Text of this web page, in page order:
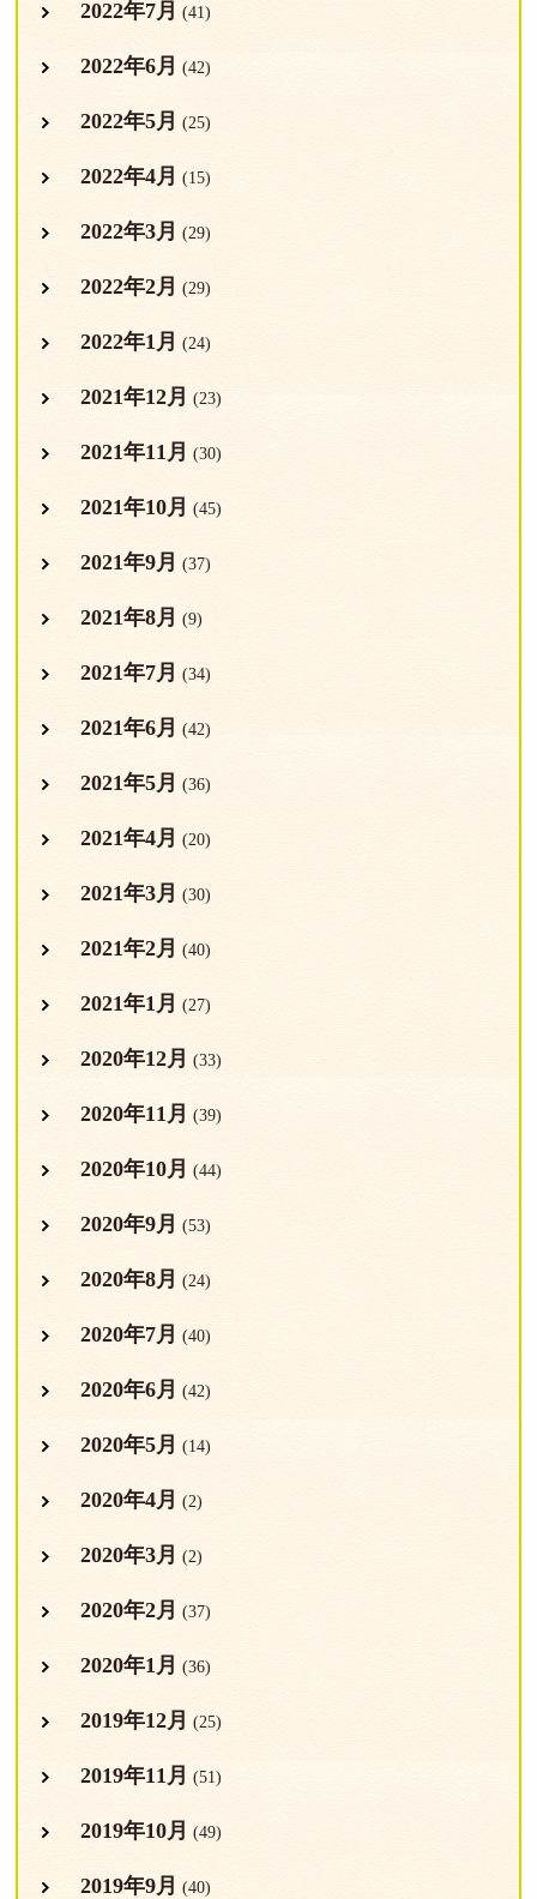
2022年7月 (41)
2022年6月 (42)
2022年5月 (25)
2022年4月 (15)
2022年3月 (29)
2022年2月 (29)
2022年1月 (24)
2021年12月 (23)
2021年11月 (30)
2021年10月 (45)
2021年9月 (37)
2021年8月 (9)
2021年7月 (34)
2021年6月 (42)
2021年5月 (36)
2021年4月 (20)
2021年3月 (30)
2021年2月 (40)
2021年1月 (27)
2020年12月 (33)
2020年11月 (39)
2020年10月 (44)
2020年9月 (53)
2020年8月 (24)
2020年7月 (40)
2020年6月 (42)
2020年5月 (14)
2020年4月 (2)
2020年3月 (2)
2020年2月 (37)
2020年1月 (36)
2019年12月 (25)
2019年11月 (51)
2019年10月 (49)
2019年9月 (40)